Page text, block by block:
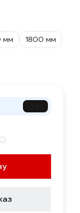
мм
1800 мм